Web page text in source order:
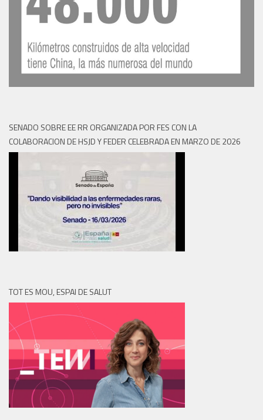
SENADO SOBRE EE RR ORGANIZADA POR FES CON LA
COLABORACION DE HSJD Y FEDER CELEBRADA EN MARZO DE 2026
TOT ES MOU, ESPAI DE SALUT